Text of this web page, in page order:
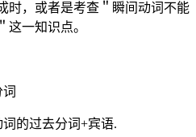
时，或者是考查＂瞬间动词不能
这一知识点。
的过去分词+宾语.